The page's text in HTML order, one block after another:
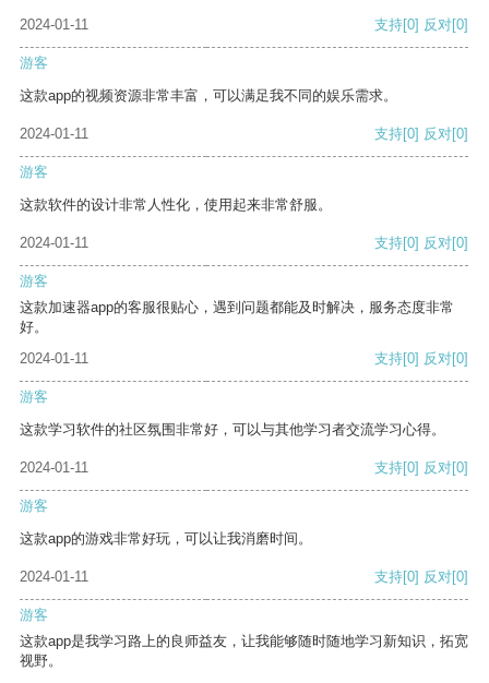
2024-01-11
支持[0] 反对[0]
游客
这款app的视频资源非常丰富，可以满足我不同的娱乐需求。
2024-01-11 支持[0] 反对[0]
游客
这款软件的设计非常人性化，使用起来非常舒服。
2024-01-11 支持[0] 反对[0]
游客
这款加速器app的客服很贴心，遇到问题都能及时解决，服务态度非常
好。
2024-01-11
支持[0] 反对[0]
游客
这款学习软件的社区氛围非常好，可以与其他学习者交流学习心得。
2024-01-11 支持[0] 反对[0]
游客
这款app的游戏非常好玩，可以让我消磨时间。
2024-01-11 支持[0] 反对[0]
游客
这款app是我学习路上的良师益友，让我能够随时随地学习新知识，拓宽
视野。